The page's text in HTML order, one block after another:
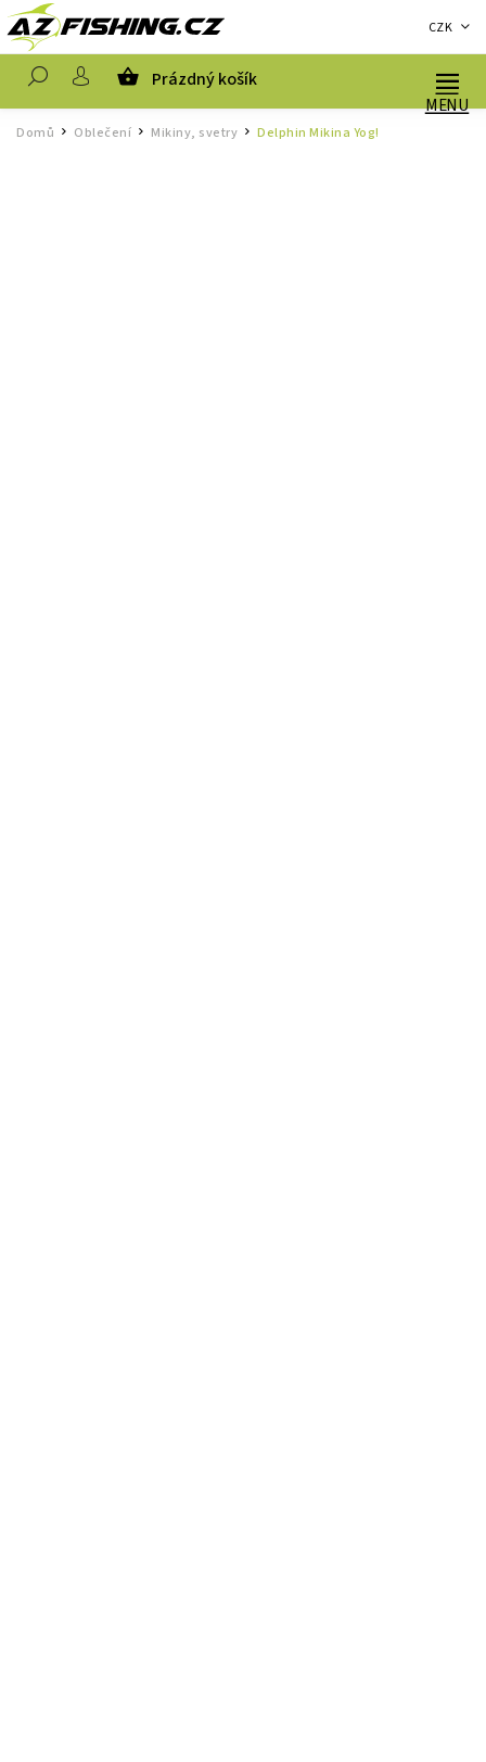
CZK
Prázdný košík
Domů / Oblečení / Mikiny, svetry / Delphin Mikina Yog!